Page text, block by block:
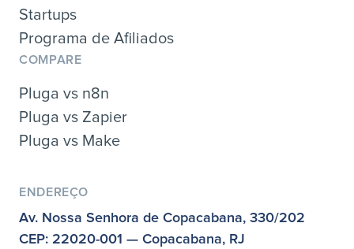
Startups
Programa de Afiliados
COMPARE
Pluga vs n8n
Pluga vs Zapier
Pluga vs Make
ENDEREÇO
Av. Nossa Senhora de Copacabana, 330/202
CEP: 22020-001 — Copacabana, RJ